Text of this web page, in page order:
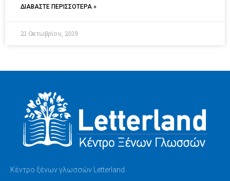
ΔΙΑΒΑΣΤΕ ΠΕΡΙΣΣΟΤΕΡΑ »
21 Οκτωβρίου, 2019
Κέντρο ξένων γλωσσών Letterland